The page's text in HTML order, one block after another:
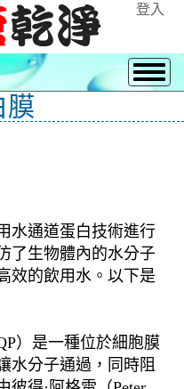
登入
膜
水通道蛋白技術進行
了生物體內的水分子
效的飲用水。以下是
）是一種位於細胞膜
水分子通過，同時阻